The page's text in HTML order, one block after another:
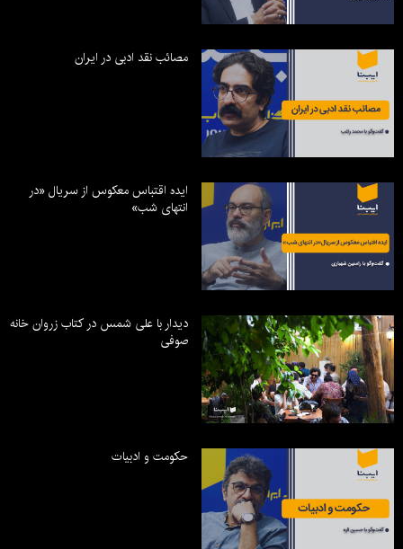
مصائب نقد ادبی در ایران
ایده اقتباس معکوس از سریال «در
انتهای شب»
دیدار با علی شمس در کتاب زروان خانه
صوفی
حکومت و ادبیات